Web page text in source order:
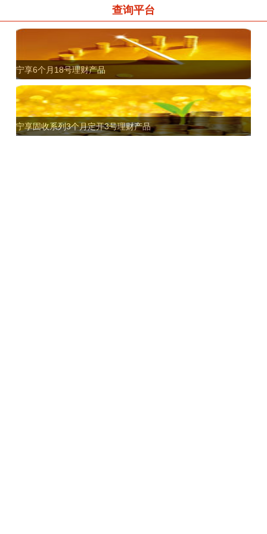
查询平台
宁享6个月18号理财产品
宁享固收系列3个月定开3号理财产品